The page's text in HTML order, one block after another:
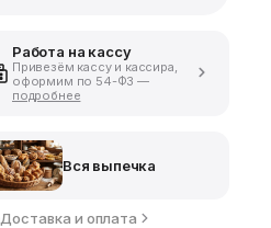
Работа на кассу
Привезём кассу и кассира,
оформим по 54-ФЗ —
подробнее
Вся выпечка
Доставка и оплата